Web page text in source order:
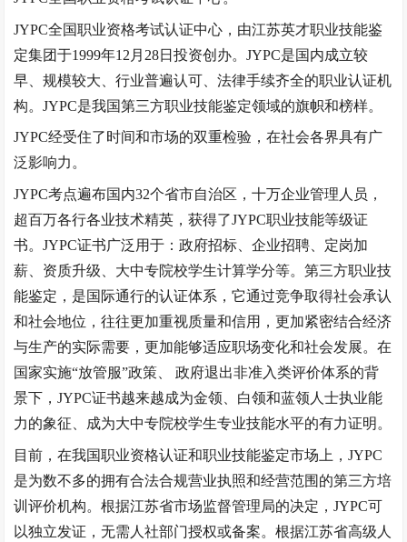
JYPC全国职业资格考试认证中心，由江苏英才职业技能鉴
定集团于1999年12月28日投资创办。JYPC是国内成立较
早、规模较大、行业普遍认可、法律手续齐全的职业认证机
构。JYPC是我国第三方职业技能鉴定领域的旗帜和榜样。
JYPC经受住了时间和市场的双重检验，在社会各界具有广
泛影响力。
JYPC考点遍布国内32个省市自治区，十万企业管理人员，
超百万各行各业技术精英，获得了JYPC职业技能等级证
书。JYPC证书广泛用于：政府招标、企业招聘、定岗加
薪、资质升级、大中专院校学生计算学分等。第三方职业技
能鉴定，是国际通行的认证体系，它通过竞争取得社会承认
和社会地位，往往更加重视质量和信用，更加紧密结合经济
与生产的实际需要，更加能够适应职场变化和社会发展。在
国家实施“放管服”政策、 政府退出非准入类评价体系的背
景下，JYPC证书越来越成为金领、白领和蓝领人士执业能
力的象征、成为大中专院校学生专业技能水平的有力证明。
目前，在我国职业资格认证和职业技能鉴定市场上，JYPC
是为数不多的拥有合法合规营业执照和经营范围的第三方培
训评价机构。根据江苏省市场监督管理局的决定，JYPC可
以独立发证，无需人社部门授权或备案。根据江苏省高级人